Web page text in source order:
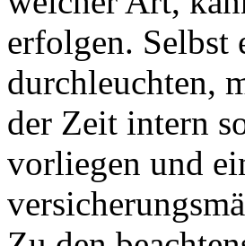
erfolgen. Selbst
durchleuchten,
der Zeit intern
vorliegen und